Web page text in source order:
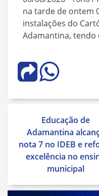
na tarde de ontem
instalações do
Adamantina, tendo
Navegação
Post
Educação de
Adamantina
nota 7 no IDEB e
excelência no
municipal